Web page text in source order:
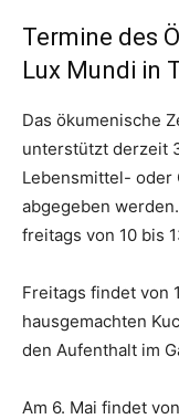
Termine des
Lux Mundi in
Das ökumenische
unterstützt derzeit
Lebensmittel- oder
abgegeben
freitags von 10 bis
Freitags findet von
hausgemachten
den Aufenthalt im
Am 6. Mai findet